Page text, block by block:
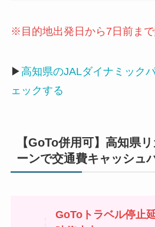
※目的地出発日から7日前ま
▶高知県のJALダイナミック
ェックする
【GoTo併用可】高知県
ーンで交通費キャッシュ
GoToトラベル停止